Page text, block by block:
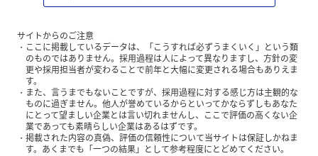
サイトからのご注意
ここに掲載しているデータは、「こうすれば必ずうまくいく」という類
のものではありません。採用過程は人によって異なりますし、方針の変
更や採用担当者が変わることで前年と大幅に変更される場合もありえま
す。
また、言うまでもないことですが、採用過程に対する感じ方は主観的な
ものに過ぎません。他人が誉めているからといってかならずしもあなた
にとって望ましい企業とは言い切れませんし、ここで評価の高くない企
業であっても素晴らしい企業はあるはずです。
掲載された内容の真偽、評価の信頼性について当サイトは保証しかねま
す。あくまでも「一つの結果」として参考程度にとどめてください。